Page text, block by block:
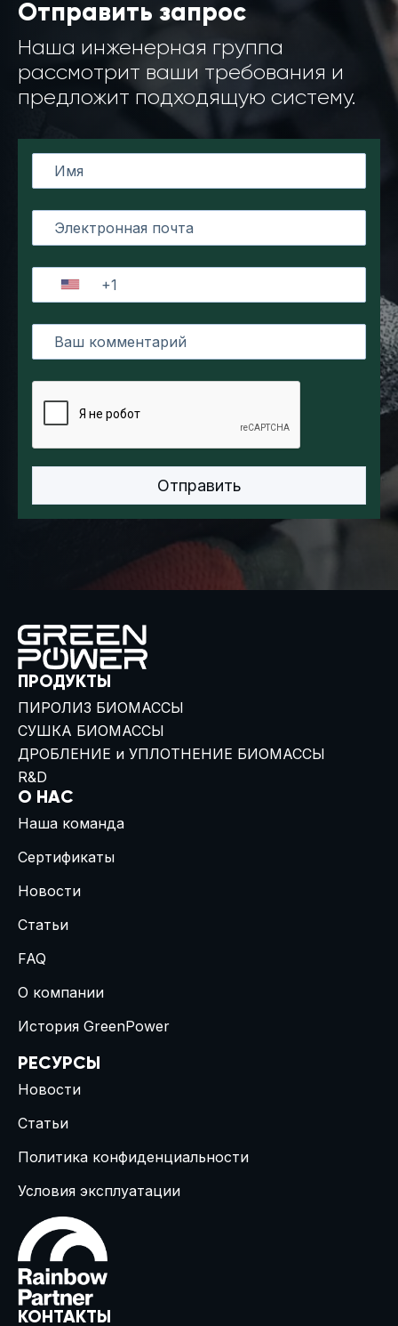
Отправить запрос
Наша инженерная группа
рассмотрит ваши требования и
предложит подходящую систему.
ПРОДУКТЫ
ПИРОЛИЗ БИОМАССЫ
СУШКА БИОМАССЫ
ДРОБЛЕНИЕ и УПЛОТНЕНИЕ БИОМАССЫ
R&D
О НАС
Наша команда
Сертификаты
Новости
Статьи
FAQ
О компании
История GreenPower
РЕСУРСЫ
Новости
Статьи
Политика конфиденциальности
Условия эксплуатации
КОНТАКТЫ